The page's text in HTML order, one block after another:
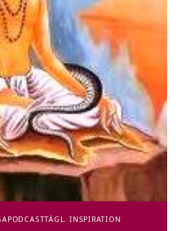
PODCASTTÄGL. INSPIRATION